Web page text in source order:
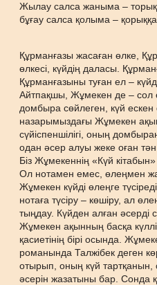
Жылау салса жаныма –
бұғау салса қолыма –
Құрманғазы жасаған өлке,
өлкесі, күйдің даласы.
Құрманғазыны туған ел –
Айтпақшы, Жұмекен де – сол
домбыра сөйлеген, күй ескен
назарымыздағы Жұмекен
сүйіспеншілігі, оның
одан әсер алуы жеке оған
Біз Жұмекеннің «Күй
Ол нотамен емес, өлеңмен
Жұмекен күйді өлеңге
нотаға түсіру – көшіру, ал
тыңдау. Күйден алған әсерді
Жұмекен ақынның басқа
қасиетінің бірі осында.
романында Талжібек деген
отырып, оның күй
әсерін жазатыны бар. Сонда